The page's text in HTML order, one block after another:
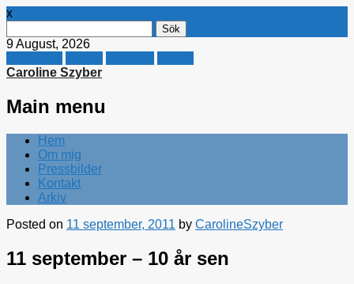
x
efter:
9 August, 2026
Caroline Szyber
Main menu
Skip
content
Hem
Om mig
Pressbilder
Kontakt
Arkiv
Posted on 11 september, 2011 by CarolineSzyber
11 september – 10 år sen